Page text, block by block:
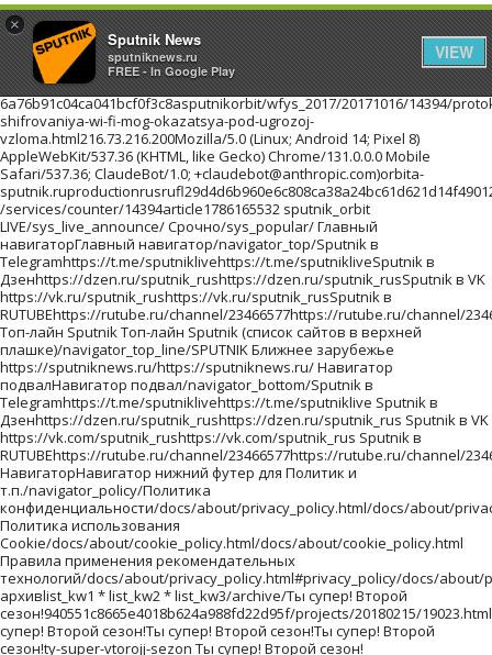
6a76b91c04ca041bcf0f3c8asputnikorbit/wfys_2017/20171016/14394/protokol-shifrovaniya-wi-fi-mog-okazatsya-pod-ugrozoj-vzloma.html216.73.216.200Mozilla/5.0 (Linux; Android 14; Pixel 8) AppleWebKit/537.36 (KHTML, like Gecko) Chrome/131.0.0.0 Mobile Safari/537.36; ClaudeBot/1.0; +claudebot@anthropic.com)orbita-sputnik.ruproductionrusrufl29d4d6b960e6c808ca38a24bc61d621d14f49012bc51ea69201710161//images/https://id.sputniknews.com/images/orbit/110001000030000https://cm.sputniknews.com/chatf4uoHwgT3L1productionhttps://sputniknews.ru.sputniknews.ru4419376 /services/counter/14394article1786165532 sputnik_orbit LIVE/sys_live_announce/ Срочно/sys_popular/ Главный навигаторГлавный навигатор/navigator_top/Sputnik в Telegramhttps://t.me/sputniklivehttps://t.me/sputnikliveSputnik в Дзенhttps://dzen.ru/sputnik_rushttps://dzen.ru/sputnik_rusSputnik в VK https://vk.ru/sputnik_rushttps://vk.ru/sputnik_rusSputnik в RUTUBEhttps://rutube.ru/channel/23466577https://rutube.ru/channel/23466577 Топ-лайн Sputnik Топ-лайн Sputnik (список сайтов в верхней плашке)/navigator_top_line/SPUTNIK Ближнее зарубежье https://sputniknews.ru/https://sputniknews.ru/ Навигатор подвалНавигатор подвал/navigator_bottom/Sputnik в Telegramhttps://t.me/sputniklivehttps://t.me/sputniklive Sputnik в Дзенhttps://dzen.ru/sputnik_rushttps://dzen.ru/sputnik_rus Sputnik в VK https://vk.com/sputnik_rushttps://vk.com/sputnik_rus Sputnik в RUTUBEhttps://rutube.ru/channel/23466577https://rutube.ru/channel/23466577 НавигаторНавигатор нижний футер для Политик и т.п./navigator_policy/Политика конфиденциальности/docs/about/privacy_policy.html/docs/about/privacy_policy.html Политика использования Cookie/docs/about/cookie_policy.html/docs/about/cookie_policy.html Правила применения рекомендательных технологий/docs/about/privacy_policy.html#privacy_policy/docs/about/privacy_policy.html#privacy_policy архивlist_kw1 * list_kw2 * list_kw3/archive/Ты супер! Второй сезон!940551c8665e4018b624a988fd22d95f/projects/20180215/19023.htmlТы супер! Второй сезон!Ты супер! Второй сезон!Ты супер! Второй сезон!ty-super-vtorojj-sezon Ты супер! Второй сезон! ПроектыПроекты/projects/Самую многочисленную группу женщин и детей, спасенных из горячих точек Ближнего Востока, доставят в субботу в Грозный спецрейсом из сирийского Хмеймима, сообщила РИА Новости в пятницу член СПЧ при главе Чечни Хеда Саратова.a7aafa959366b1536e13dc09b87a052e/wfys_2017/20171020/18042.htmlПервый рейс из Сирии доставит в Грозный группу спасенных женщин и детейСамую многочисленную группу женщин и детей, спасенных из горячих точек Ближнего Востока, доставят в субботу в Грозный спецрейсом из сирийского Хмеймима, сообщила РИА Новости в пятницу член СПЧ при главе Чечни Хеда Саратова.pervyjj-rejjs-iz-sirii-dostavit-v-groznyjj-gruppu-spasennykh-zhenshhin-i-detejj WFYS-2017WFYS-2017/wfys_2017/Мужчина с ножом напал на посетителей торгового центра на юго-востоке Польши, сообщает радиостанция RFM FM. Один человек погиб, еще восемь получили ранения.2b27cdb07bc2eb7a71c2b953f1777c13/wfys_2017/20171020/18035.htmlВ Польше мужчина с ножом напал на посетителей торгового центраМужчина с ножом напал на посетителей торгового центра на юго-востоке Польши, сообщает радиостанция RFM FM. Один человек погиб, еще восемь получили ранения.v-polshe-muzhchina-s-nozhom-napal-na-posetitelejj-torgovogo-centra WFYS-2017WFYS-2017/wfys_2017/Около тысячи гостей приглашены на премьеру "Матильды" в Петербурге, которая состоится 23 октября в Мариинском театре, сообщил РИА Новости представитель организатора кинопоказа.e207a4eb8e2cc1ed90f6dace8bc7f266/wfys_2017/20171020/18029.htmlНа премьеру "Матильды" в Петербурге приглашены около тысячи гостейОколо тысячи гостей приглашены на премьеру "Матильды" в Петербурге, которая состоится 23 октября в Мариинском театре, сообщил РИА Новости представитель организатора кинопоказа.na-premeru-matildy-v-peterburge-priglasheny-okolo-tysjachi-gostejj WFYS-2017WFYS-2017/wfys_2017/Правительство Испании на заседании в предстоящую субботу намерено применить статью 155 Конституции страны, предполагающую возможность приостановки автономного статуса Каталонии, заявил испанский премьер Мариано Рахой на пресс-конференции в Брюсселе.67e8a19faa971a455b368320404caeaf/wfys_2017/20171020/18024.htmlМадрид в субботу применит статью Конституции, лишающую Каталонию автономииПравительство Испании на заседании в предстоящую субботу намерено применить статью 155 Конституции страны, предполагающую возможность приостановки автономного статуса Каталонии, заявил испанский премьер Мариано Рахой на пресс-конференции в Брюсселе.madrid-v-subbotu-primenit-statju-konstitucii-lishajushhuju-kataloniju-avtonomii WFYS-2017WFYS-2017/wfys_2017/ архивlist_kw1 * list_kw2 * list_kw3/archive/ Инфографика/sys_infographics/b059c3cfb8f6f2a2bded5da6f13eaae2/20210401/obrazovanie-lidery-strany-byvshee-ussr-1033117848.htmlОбразование лидеров стран бывшего СССРОпыт президента далеко не исчерпывается его образованием, но все же это важный фактор становления личности. Где учились лидеры стран бывшего СССР - в инфографикеobrazovanie-liderov-stran-byvshego-sssrobrazovanie-lidery-strany-byvshee-ussr0/20210401/obrazovanie-lidery-strany-byvshee-ussr-1033117848.htmlИнфографикаНовости и события Таджикистана в формате инфографика/infographics/truetruetrueИнфографикаСмотрите инфографики об актуальных событиях в России, Таджикистане и мире на сайте Sputnik ТаджикистанИнфографикаГде учились лидеры стран бывшего СССРГде учились лидеры стран бывшего СССРИнфографика1034271979sputnik_infographicsSputnik/c79d9d/07e5/04/01/1033116733.png099801497/07e5/04/01/1033116733.png09984631212/07e5/04/01/1033116733.png099810701236/07e5/04/01/1033116733.png09989871320/07e5/04/01/1033116733.png09989041403/07e5/04/01/1033116733.png09988211486/07e5/04/01/1033116733.png09989541353/07e5/04/01/1033116733.png09988731434/07e5/04/01/1033116733.png09986541652/07e5/04/01/1033116733.png099802307/07e5/04/01/1033116733.png/07e5/04/01/1033116733.png/07e5/04/01/1033116733.png/07e5/04/01/1033116733.png0998362971/07e5/04/01/1033116733.png0998390943/07e5/04/01/1033116733.png0998334999/07e5/04/01/1033116733.png09982941039/07e5/04/01/1033116733.png09983101023/07e5/04/01/1033116733.png09981681166/07e5/04/01/1033116733.png0998344989/07e5/04/01/1033116733.png0998411922/07e5/04/01/1033116733.png099801395/07e5/04/01/1033116733.png09981771156/07e5/04/01/1033116733.png0998384949/07e5/04/01/1033116733.png0998359974/07e5/04/01/1033116733.png09981181215/07e5/04/01/1033116733.png0998353980/07e5/04/01/1033116733.png01000396937/07e5/04/01/1033116733.png09983151018/07e5/04/01/1033116733.png0998358975/07e5/04/01/1033116733.png09982921041/07e5/04/01/1033116733.png09983011032/07e5/04/01/1033116733.png09982511082/07e5/04/01/1033116733.png01036373961/07e5/04/01/1033116733.png09983101023/07e5/04/01/1033116733.png012003291004/07e5/04/01/1033116733.png09981681166/07e5/04/01/1033116733.png0998401932/07e5/04/01/1033116733.png01000447887/07e5/04/01/1033116733.png0998386947 Видеоhttps://tj.sputniknews.ru/video/https://tj.sputniknews.ru/video/ Фотоленты/sys_photo/abee0543fb5a22545ed4f47ad4daab24/20210405/foto-katoliki-easter-2021-1033135838.htmlПасха в маске: католики со всего мира отметили христианский праздник - фотоПоследователи Евангелическо-лютеранской и Римско-католической церквей отметили Пасху, или Воскресение Христовоpaskha-v-maske-katoliki-so-vsego-mira-otmetili-khristianskijj-prazdnik--fotofoto-katoliki-easter-2021/20210405/foto-katoliki-easter-2021-1033135838.htmlФотоФото: последние новости Таджикистана и мира в фотографиях/photo/truetruetrueФотофото фотография снимок кадр Самые интересные и яркие фотографии с места событий - смотрите на сайте Sputnik ТаджикистанФотоВерующая на воскресной пасхальной службе в Шри-Ланке католики Пасха праздник религия страны католичество флпасхавмире 2https://tj.sputniknews.ru/docs/reuters.htmlreuters_photoREUTERS\Dinuka LiyanawatteA devotee attends the Easter Sunday prayers at the one of the April 21's Easter Sunday bomb attacked churches St. Sebastian's Church in 2019, in Katuwapitiya, Sri Lanka April 4, 2021. Верующая на воскресной пасхальной службе в Шри-Ланке DO NOT USE! // НЕ ИСПОЛЬЗОВАТЬ! Действие договора с REUTERS прекращено07e5/04/05/1033135049.jpg02947779127007e5/04/05/1033135049.jpg79021550204807e5/04/05/1033135049.jpg02947534151607e5/04/05/1033135049.jpg02947288176107e5/04/05/1033135049.jpg0294743200707e5/04/05/1033135049.jpg02947436161407e5/04/05/1033135049.jpg02947196185307e5/04/05/1033135049.jpg10728380204807e5/04/05/1033135049.jpg44924970204807e5/04/05/1033135049.jpg029460204807e5/04/05/1033135049.jpg07e5/04/05/1033135049.jpg07e5/04/05/1033135049.jpg07e5/04/05/1033135049.jpg52226100204807e5/04/05/1033135049.jpg0294653185107e5/04/05/1033135049.jpg02946155174907e5/04/05/1033135049.jpg83322990204807e5/04/05/1033135049.jpg0294642186207e5/04/05/1033135049.jpg54225900204807e5/04/05/1033135049.jpg63524970204807e5/04/05/1033135049.jpg54225900204807e5/04/05/1033135049.jpg33727950204807e5/04/05/1033135049.jpg02946197170707e5/04/05/1033135049.jpg02946123178107e5/04/05/
×
Sputnik News
sputniknews.ru
FREE - In Google Play
VIEW